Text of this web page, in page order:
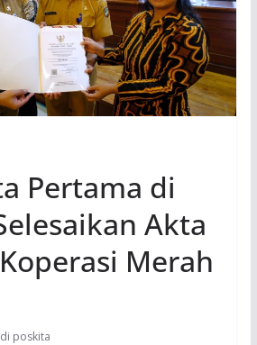
Pertama di
Akta
Merah
poskita